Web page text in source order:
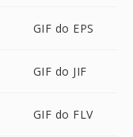
GIF do EPS
GIF do JIF
GIF do FLV